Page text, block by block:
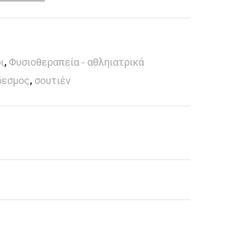
,Φυσιοθεραπεία - αθληιατρικά
,σουτιέν